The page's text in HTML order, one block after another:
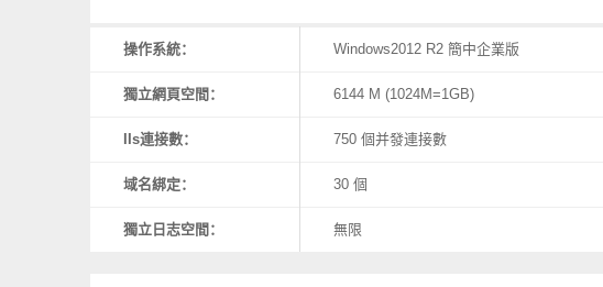
操作系統： Windows2012 R2 簡中企業版
獨立網頁空間： 6144 M (1024M=1GB)
IIs連接數： 750 個并發連接數
域名綁定： 30 個
獨立日志空間： 無限